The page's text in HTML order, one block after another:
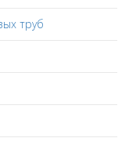
труб